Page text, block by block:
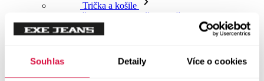
Souhlas Detaily Více o cookies
Trička a košile
Vše v kategorii Trička a košile
NOVINKY
Trička